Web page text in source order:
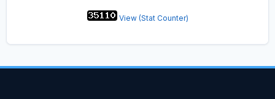
View (Stat Counter)